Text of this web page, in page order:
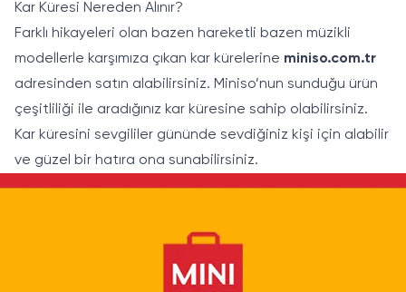
Kar Küresi Nereden Alınır?
Farklı hikayeleri olan bazen hareketli bazen müzikli
modellerle karşımıza çıkan kar kürelerine miniso.com.tr
adresinden satın alabilirsiniz. Miniso’nun sunduğu ürün
çeşitliliği ile aradığınız kar küresine sahip olabilirsiniz.
Kar küresini sevgililer gününde sevdiğiniz kişi için alabilir
ve güzel bir hatıra ona sunabilirsiniz.